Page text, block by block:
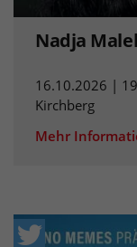
Nadja
16.10.2026 |
Kirchberg
Mehr